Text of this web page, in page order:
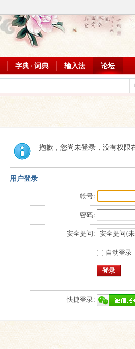
字典 · 词典 输入法 论坛
抱歉，您尚未登录，没有权限
用户登录
帐号:
密码:
安全提问:
自动登录
登录
快捷登录: